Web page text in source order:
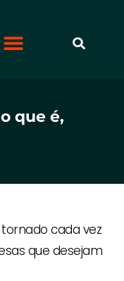
que é,
cada vez
que desejam